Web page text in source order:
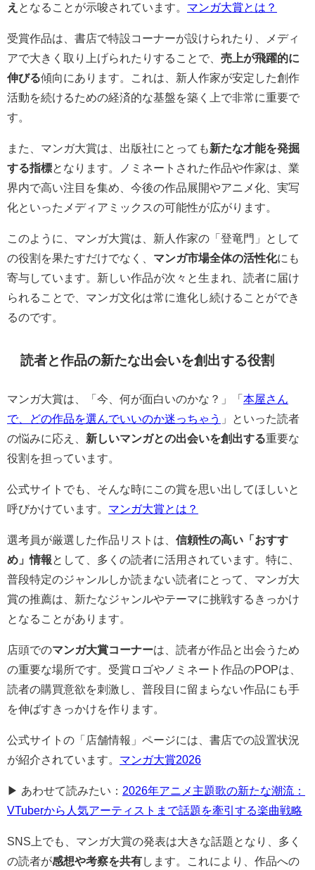
え となることが示唆されています。 マンガ大賞とは？
受賞作品は、書店で特設コーナーが設けられたり、メディ
アで大きく取り上げられたりすることで、 売上が飛躍的に
伸びる傾向にあります。これは、新人作家が安定した創作
活動を続けるための経済的な基盤を築く上で非常に重要で
す。
また、マンガ大賞は、出版社にとっても新たな才能を発掘
する指標となります。ノミネートされた作品や作家は、業
界内で高い注目を集め、今後の作品展開やアニメ化、実写
化といったメディアミックスの可能性が広がります。
このように、マンガ大賞は、新人作家の「登竜門」として
の役割を果たすだけでなく、 マンガ市場全体の活性化にも
寄与しています。新しい作品が次々と生まれ、読者に届け
られることで、マンガ文化は常に進化し続けることができ
るのです。
読者と作品の新たな出会いを創出する役割
マンガ大賞は、「今、何が面白いのかな？」「 本屋さん
で、どの作品を選んでいいのか迷っちゃう
」といった読者
の悩みに応え、 新しいマンガとの出会いを創出する重要な
役割を担っています。
公式サイトでも、そんな時にこの賞を思い出してほしいと
呼びかけています。 マンガ大賞とは？
選考員が厳選した作品リストは、 信頼性の高い「おすす
め」情報 として、多くの読者に活用されています。特に、
普段特定のジャンルしか読まない読者にとって、マンガ大
賞の推薦は、新たなジャンルやテーマに挑戦するきっかけ
となることがあります。
店頭でのマンガ大賞コーナーは、読者が作品と出会うため
の重要な場所です。受賞ロゴやノミネート作品のPOPは、
読者の購買意欲を刺激し、普段目に留まらない作品にも手
を伸ばすきっかけを作ります。
公式サイトの「店舗情報」ページには、書店での設置状況
が紹介されています。 マンガ大賞2026
▶ あわせて読みたい： 2026年アニメ主題歌の新たな潮流：
VTuberから人気アーティストまで話題を牽引する楽曲戦略
SNS上でも、マンガ大賞の発表は大きな話題となり、多く
の読者が感想や考察を共有します。これにより、作品への